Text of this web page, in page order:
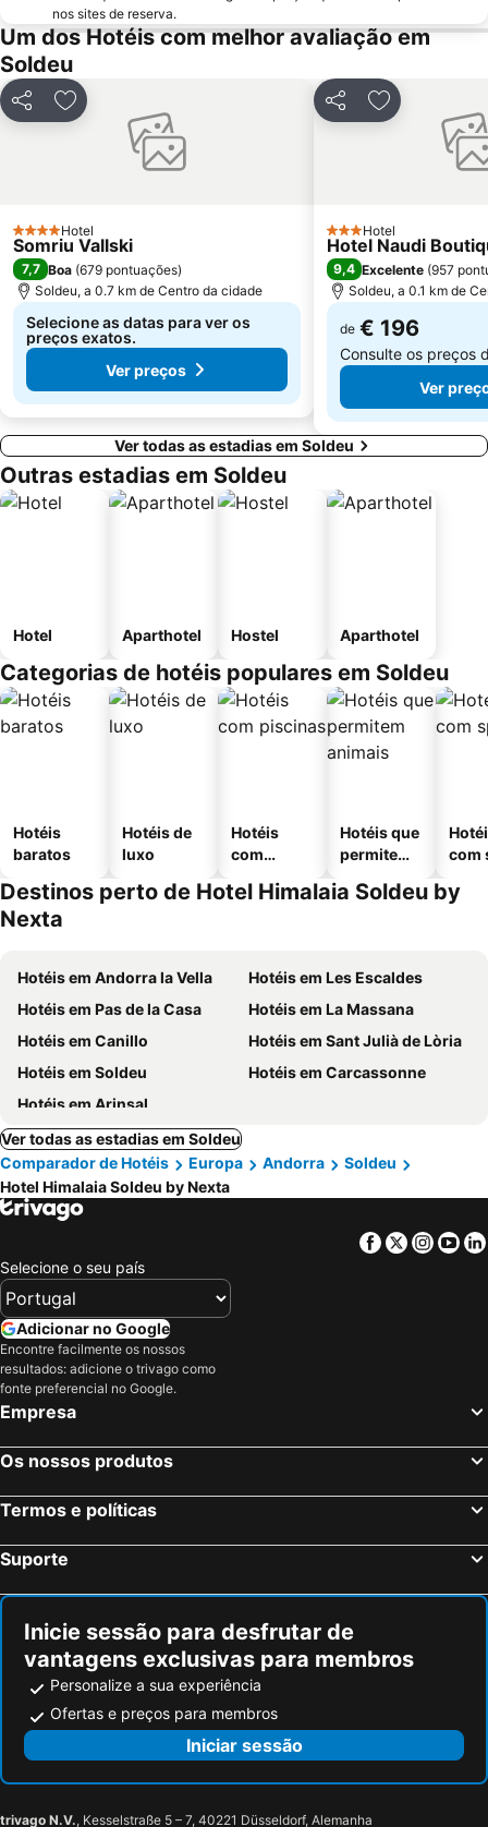
nos sites de reserva.
Um dos Hotéis com melhor avaliação em
Soldeu
PartilharAdicionar aos favoritos
4 Estrelas
Hotel
Somriu Vallski
7,7 Boa (679 pontuações)
Soldeu, a 0.7 km de Centro da cidade
Selecione as datas para ver os
preços exatos.
Ver preços
PartilharAdicionar
3 Estrelas
Hotel
Hotel Naudi
9,4 Excelente (957
Soldeu, a 0.1 km de
de € 196
Consulte os preços
Ver
Ver todas as estadias em Soldeu
Outras estadias em Soldeu
Hotel Aparthotel Hostel Aparthotel
Categorias de hotéis populares em Soldeu
Hotéis
baratos
Hotéis de
luxo
Hotéis
com
Hotéis que
permitem
com
Destinos perto de Hotel Himalaia Soldeu by
Nexta
Hotéis em Andorra la Vella
Hotéis em Les Escaldes
Hotéis em Pas de la Casa
Hotéis em La Massana
Hotéis em Canillo
Hotéis em Sant Julià de Lòria
Hotéis em Soldeu
Hotéis em Carcassonne
Hotéis em Arinsal
Ver todas as estadias em Soldeu
Comparador de Hotéis
Europa Andorra
Soldeu
Hotel Himalaia Soldeu by Nexta
Facebook
Twitter
Selecione o seu país
Adicionar no Google
Encontre facilmente os nossos
resultados: adicione o trivago como
fonte preferencial no Google.
Empresa
Os nossos produtos
Termos e políticas
Suporte
Inicie sessão para desfrutar de
vantagens exclusivas para membros
Personalize a sua experiência
Ofertas e preços para membros
Iniciar sessão
trivago N.V., Kesselstraße 5 – 7, 40221 Düsseldorf, Alemanha